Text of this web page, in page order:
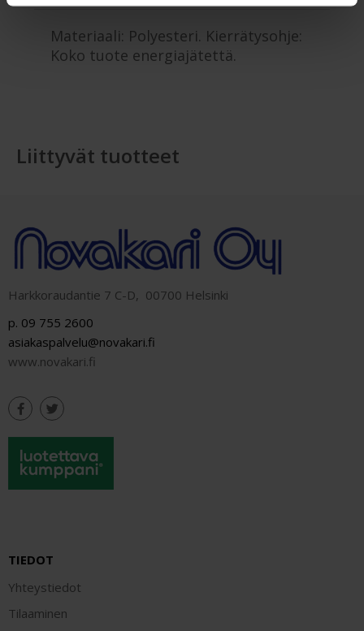
Materiaali: Polyesteri. Kierrätysohje:
Koko tuote energiajätettä.
Liittyvät tuotteet
Harkkoraudantie 7 C-D, 00700 Helsinki
p. 09 755 2600
asiakaspalvelu@novakari.fi
www.novakari.fi
TIEDOT
Yhteystiedot
Tilaaminen